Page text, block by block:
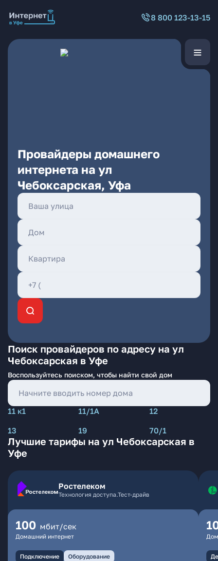
8 800 123-13-15
Провайдеры домашнего
интернета на ул
Чебоксарская, Уфа
Поиск провайдеров по адресу на ул
Чебоксарская в Уфе
Воспользуйтесь поиском, чтобы найти свой дом
11 к1 11/1А
12
13
19 70/1
Лучшие тарифы на ул Чебоксарская в
Уфе
Ростелеком
Технология доступа.Тест-драйв
100 мбит/сек
Домашний интернет
Подключение Оборудование